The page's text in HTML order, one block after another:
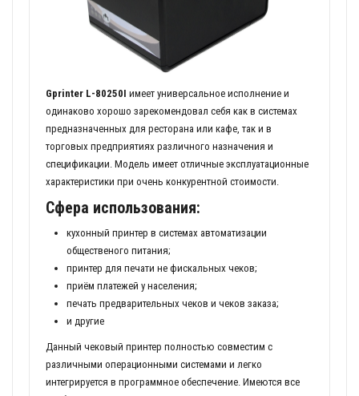
Gprinter L-80250I имеет универсальное исполнение и
одинаково хорошо зарекомендовал себя как в системах
предназначенных для ресторана или кафе, так и в
торговых предприятиях различного назначения и
спецификации. Модель имеет отличные эксплуатационные
характеристики при очень конкурентной стоимости.
Сфера использования:
кухонный принтер в системах автоматизации
общественого питания;
принтер для печати не фискальных чеков;
приём платежей у населения;
печать предварительных чеков и чеков заказа;
и другие
Данный чековый принтер полностью совместим с
различными операционными системами и легко
интегрируется в программное обеспечение. Имеются все